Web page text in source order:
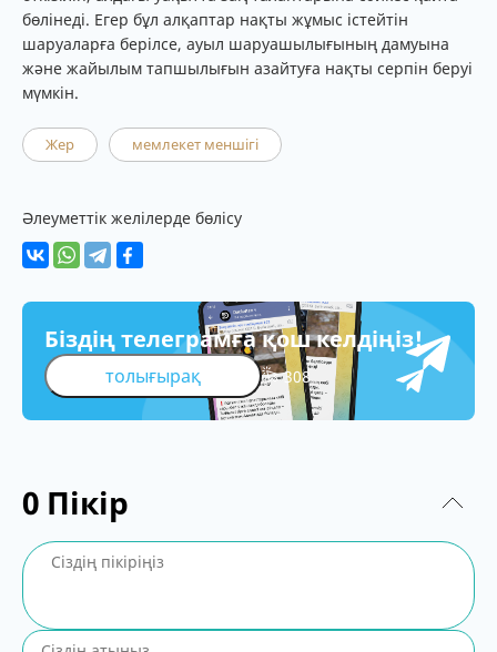
бөлінеді. Егер бұл алқаптар нақты жұмыс істейтін
шаруаларға берілсе, ауыл шаруашылығының дамуына
және жайылым тапшылығын азайтуға нақты серпін беруі
мүмкін.
Жер мемлекет меншігі
Әлеуметтік желілерде бөлісу
Біздің телеграмға қош келдіңіз!
толығырақ 308
0 Пікір